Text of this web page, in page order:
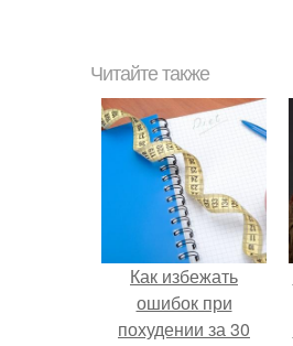
Читайте также
Как избежать
ошибок при
похудении за 30